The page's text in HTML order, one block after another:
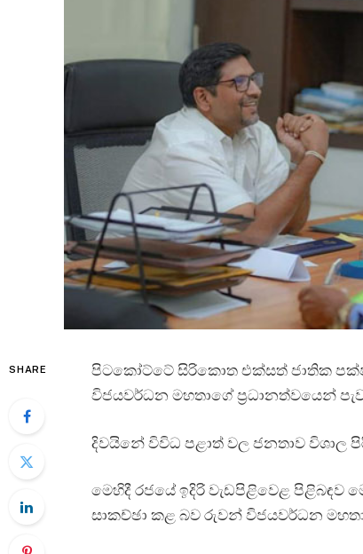
SHARE
පිටකෝට්ටේ සිරිකොත එක්සත් ජාතික
විජයවර්ධන මහතාගේ ප්‍රධානත්වයෙන්
දිවයිනේ විවිධ පළාත් වල ජනතාව විශාල
මෙහිදී රජයේ ඉදිරි වැඩපිළිවෙළ
සාකච්ඡා කළ බව රුවන් විජයවර්ධන මහතා